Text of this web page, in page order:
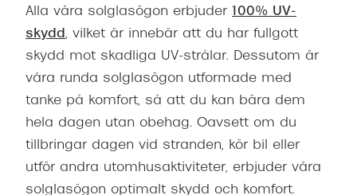
Alla våra solglasögon erbjuder
100% UV-
skydd, vilket är innebär att du har fullgott
skydd mot skadliga UV-strålar. Dessutom är
våra runda solglasögon utformade med
tanke på komfort, så att du kan bära dem
hela dagen utan obehag. Oavsett om du
tillbringar dagen vid stranden, kör bil eller
utför andra utomhusaktiviteter, erbjuder våra
solglasögon optimalt skydd och komfort.